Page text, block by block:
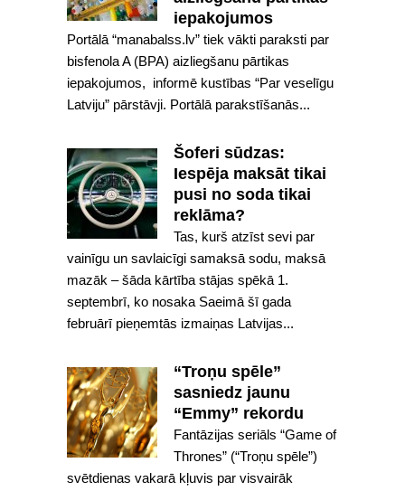
iepakojumos
Portālā “manabalss.lv” tiek vākti paraksti par
bisfenola A (BPA) aizliegšanu pārtikas
iepakojumos, informē kustības “Par veselīgu
Latviju” pārstāvji. Portālā parakstīšanās...
Šoferi sūdzas:
Iespēja maksāt tikai
pusi no soda tikai
reklāma?
Tas, kurš atzīst sevi par
vainīgu un savlaicīgi samaksā sodu, maksā
mazāk – šāda kārtība stājas spēkā 1.
septembrī, ko nosaka Saeimā šī gada
februārī pieņemtās izmaiņas Latvijas...
“Troņu spēle”
sasniedz jaunu
“Emmy” rekordu
Fantāzijas seriāls “Game of
Thrones” (“Troņu spēle”)
svētdienas vakarā kļuvis par visvairāk